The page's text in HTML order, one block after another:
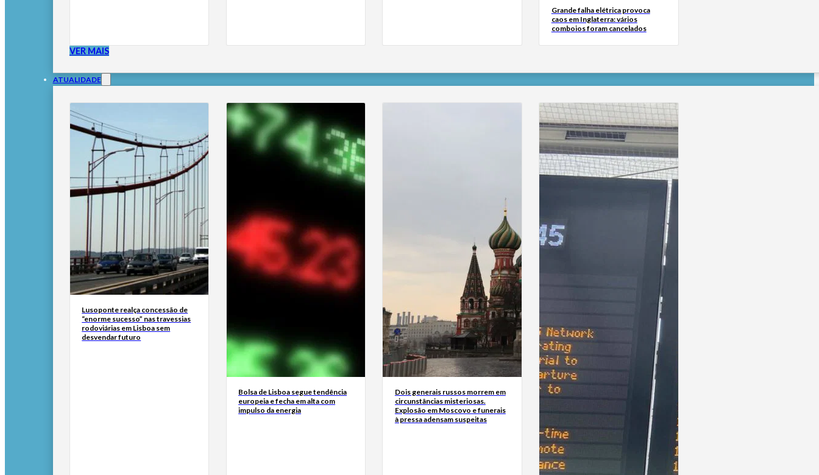
Grande falha elétrica provoca
caos em Inglaterra: vários
comboios foram cancelados
VER MAIS
ATUALIDADE
Lusoponte realça concessão de
“enorme sucesso” nas travessias
rodoviárias em Lisboa sem
desvendar futuro
Bolsa de Lisboa segue tendência
europeia e fecha em alta com
impulso da energia
Dois generais russos morrem em
circunstâncias misteriosas.
Explosão em Moscovo e funerais
à pressa adensam suspeitas